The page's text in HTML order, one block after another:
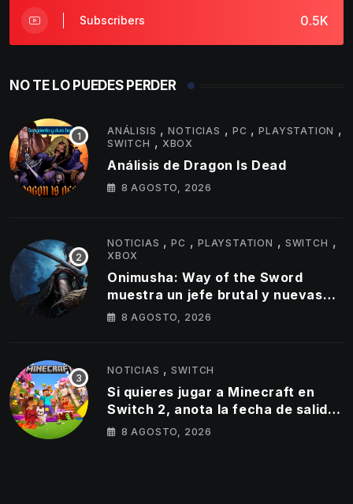
0.5K
Subscribers
NO TE LO PUEDES PERDER
ANÁLISIS ,NOTICIAS , PC ,PLAYSTATION ,
SWITCH , XBOX
Análisis de Dragon Is Dead
8 AGOSTO, 2026
NOTICIAS ,PC ,PLAYSTATION , SWITCH ,
XBOX
Onimusha: Way of the Sword
muestra un jefe brutal y nuevas
armas Oni en su último tráiler
8 AGOSTO, 2026
NOTICIAS ,SWITCH
Si quieres jugar a Minecraft en
Switch 2, anota la fecha de salida
del éxito de Mojang en la híbrida
8 AGOSTO, 2026